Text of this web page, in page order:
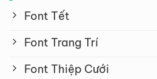
Font Tết
Font Trang Trí
Font Thiệp Cưới